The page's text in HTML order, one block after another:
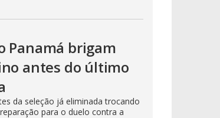
Panamá brigam
antes do último
da seleção já eliminada trocando
para o duelo contra a